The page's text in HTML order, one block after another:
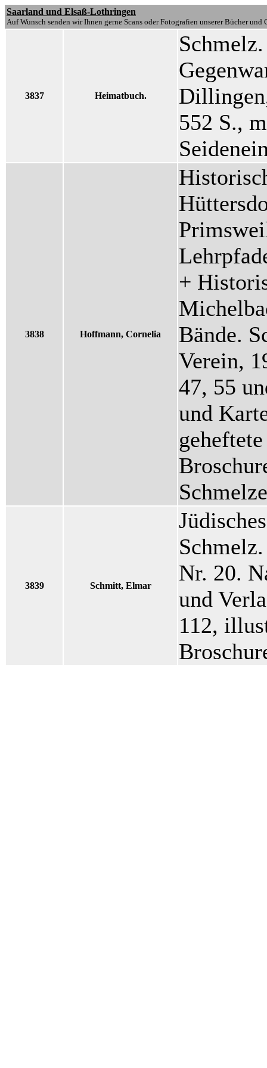
Saarland und Elsaß-Lothringen
Auf Wunsch senden wir Ihnen gerne Scans oder Fotografien unserer Bücher und
3837 Heimatbuch.
552 S.,
3838 Hoffmann, Cornelia
+
Bände.
Verein,
47, 55
und
3839 Schmitt, Elmar
Nr. 20.
und
112,